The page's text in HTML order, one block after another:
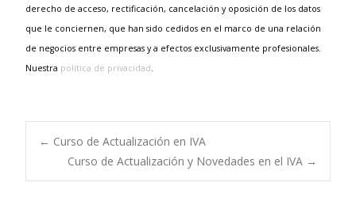
derecho de acceso, rectificación, cancelación y oposición de los datos
que le conciernen, que han sido cedidos en el marco de una relación
de negocios entre empresas y a efectos exclusivamente profesionales.
Nuestra política de privacidad.
Navegación de
← Curso de Actualización en IVA
Curso de Actualización y Novedades en el IVA →